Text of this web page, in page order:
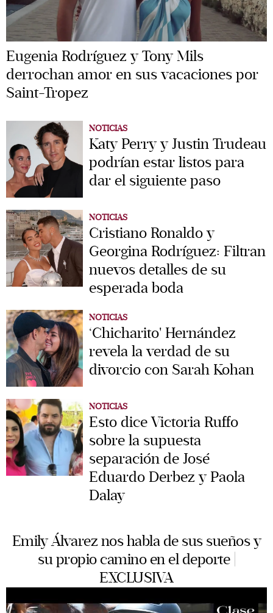
Eugenia Rodríguez y Tony Mils
derrochan amor en sus vacaciones por
Saint-Tropez
NOTICIAS
Katy Perry y Justin Trudeau
podrían estar listos para
dar el siguiente paso
NOTICIAS
Cristiano Ronaldo y
Georgina Rodríguez: Filtran
nuevos detalles de su
esperada boda
NOTICIAS
‘Chicharito' Hernández
revela la verdad de su
divorcio con Sarah Kohan
NOTICIAS
Esto dice Victoria Ruffo
sobre la supuesta
separación de José
Eduardo Derbez y Paola
Dalay
Emily Álvarez nos habla de sus sueños y
su propio camino en el deporte |
EXCLUSIVA